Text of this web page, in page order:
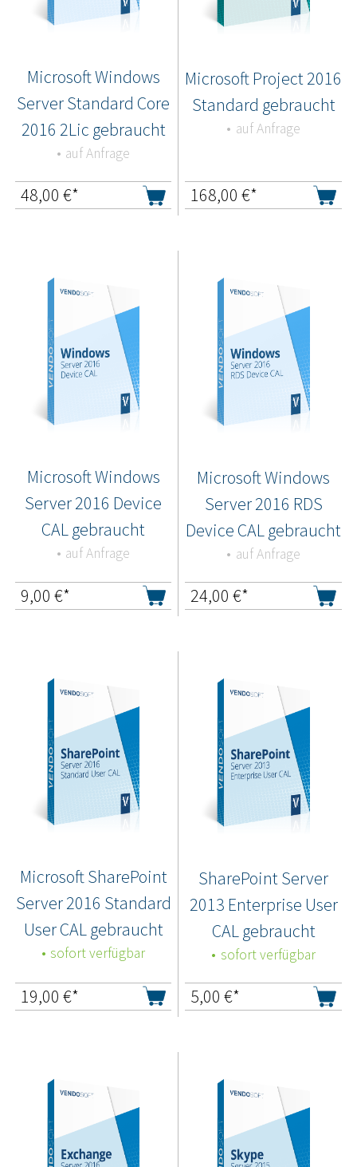
Microsoft Windows
Server Standard Core
2016 2Lic gebraucht
auf Anfrage
48,00 €*
Microsoft Project 2016
Standard gebraucht
auf Anfrage
168,00 €*
Microsoft Windows
Server 2016 Device
CAL gebraucht
auf Anfrage
9,00 €*
Microsoft Windows
Server 2016 RDS
Device CAL gebraucht
auf Anfrage
24,00 €*
Microsoft SharePoint
Server 2016 Standard
User CAL gebraucht
sofort verfügbar
19,00 €*
SharePoint Server
2013 Enterprise User
CAL gebraucht
sofort verfügbar
5,00 €*